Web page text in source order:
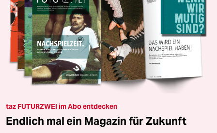
taz FUTURZWEI im Abo entdecken
Endlich mal ein Magazin für Zukunft